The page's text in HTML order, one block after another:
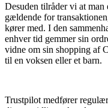
Desuden tilråder vi at
gældende for
kører med. I den
enhver tid gemmer sin
vidne om sin shopping af
til en voksen eller et barn.
Trustpilot medfører